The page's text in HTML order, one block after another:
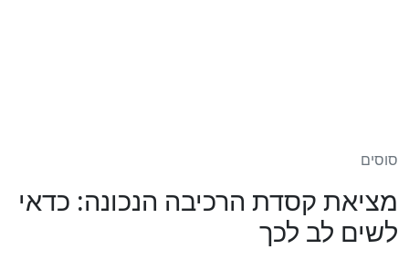
סוסים
מציאת קסדת הרכיבה הנכונה: כדאי
לשים לב לכך